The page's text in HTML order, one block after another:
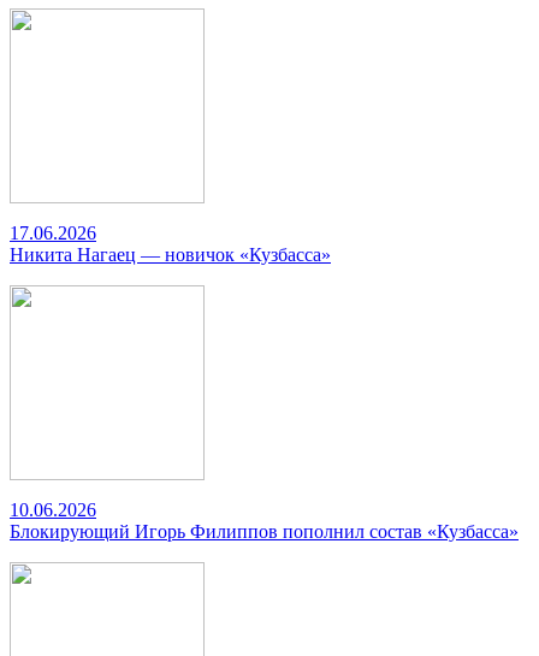
17.06.2026
Никита Нагаец — новичок «Кузбасса»
10.06.2026
Блокирующий Игорь Филиппов пополнил состав «Кузбасса»